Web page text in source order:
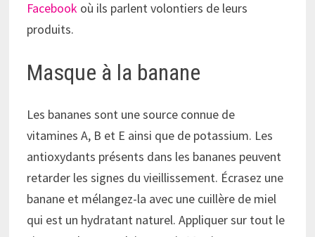
Facebook où ils parlent volontiers de leurs
produits.
Masque à la banane
Les bananes sont une source connue de
vitamines A, B et E ainsi que de potassium. Les
antioxydants présents dans les bananes peuvent
retarder les signes du vieillissement. Écrasez une
banane et mélangez-la avec une cuillère de miel
qui est un hydratant naturel. Appliquer sur tout le